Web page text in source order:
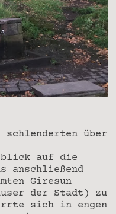
schlenderten über
auf die
anschließend
Giresun
der Stadt) zu
sich in engen